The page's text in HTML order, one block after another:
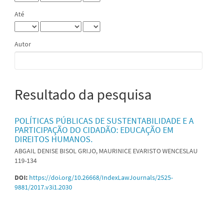
Até
Autor
Resultado da pesquisa
POLÍTICAS PÚBLICAS DE SUSTENTABILIDADE E A
PARTICIPAÇÃO DO CIDADÃO: EDUCAÇÃO EM
DIREITOS HUMANOS.
ABGAIL DENISE BISOL GRIJO, MAURINICE EVARISTO WENCESLAU
119-134
DOI: https://doi.org/10.26668/IndexLawJournals/2525-
9881/2017.v3i1.2030